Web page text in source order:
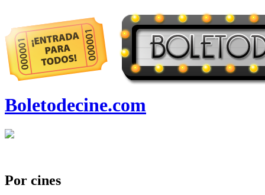
Boletodecine.com
Por cines